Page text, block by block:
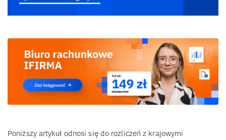
Poniższy artykuł odnosi się do rozliczeń z krajowymi